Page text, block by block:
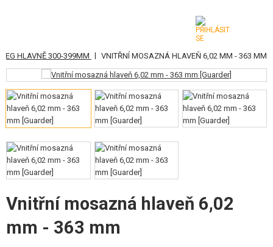
KATEGORIE
AIRSOFTOVÉ ZBRANĚ
VZDUCHOVÉ ZBRANĚ, PRAKY
GRANÁTOMETY, GRANÁTY
KULIČKY, PLYN
AKUMULÁTORY, NABÍJEČKY
ZÁSOBNÍKY, PLNIČKY
AEG HLAVNĚ 300-399MM | VNITŘNÍ MOSAZNÁ HLAVEŇ 6,02 MM - 363 MM
Vnitřní mosazná hlaveň 6,02
mm - 363 mm